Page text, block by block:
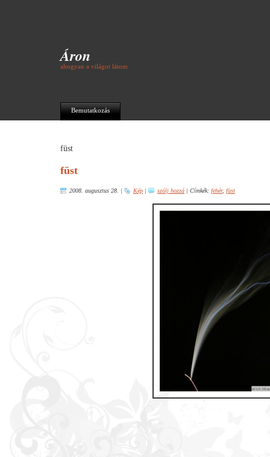
Áron
ahogyan a világot látom
Bemutatkozás
füst
füst
2008. augusztus 28. | Kép | szólj hozzá | Címkék: fehér, füst